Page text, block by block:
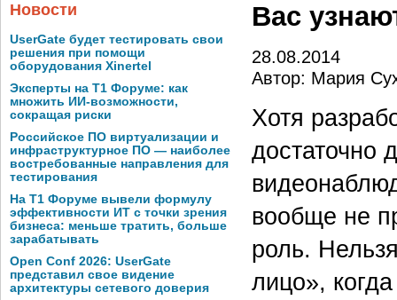
Новости
UserGate будет тестировать свои
решения при помощи
оборудования Xinertel
Эксперты на Т1 Форуме: как
множить ИИ-возможности,
сокращая риски
Российское ПО виртуализации и
инфраструктурное ПО — наиболее
востребованные направления для
тестирования
На Т1 Форуме вывели формулу
эффективности ИТ с точки зрения
бизнеса: меньше тратить, больше
зарабатывать
Open Conf 2026: UserGate
представил свое видение
архитектуры сетевого доверия
Вас
28.08.2014
Автор: Мария
Хотя
достаточно
вообще не
роль.
лицо»,